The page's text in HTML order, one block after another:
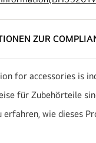
ZUR
for accessories is
für Zubehörteile
erfahren, wie dieses